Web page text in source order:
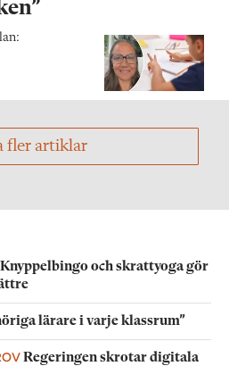
fler artiklar
och skrattyoga gör
lärare i varje klassrum”
Regeringen skrotar digitala